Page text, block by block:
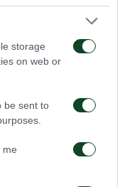
storage
on web or
be sent to
me